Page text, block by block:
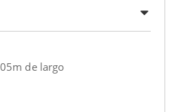
de largo